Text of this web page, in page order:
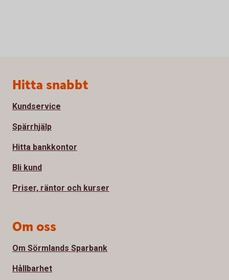
Sidfot
Hitta snabbt
Kundservice
Spärrhjälp
Hitta bankkontor
Bli kund
Priser, räntor och kurser
Om oss
Om Sörmlands Sparbank
Hållbarhet